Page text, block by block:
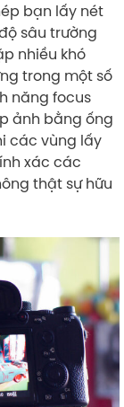
bạn lấy nét
sâu trường
nhiều khó
trong một số
năng focus
ảnh bằng ống
các vùng lấy
xác các
thật sự hữu